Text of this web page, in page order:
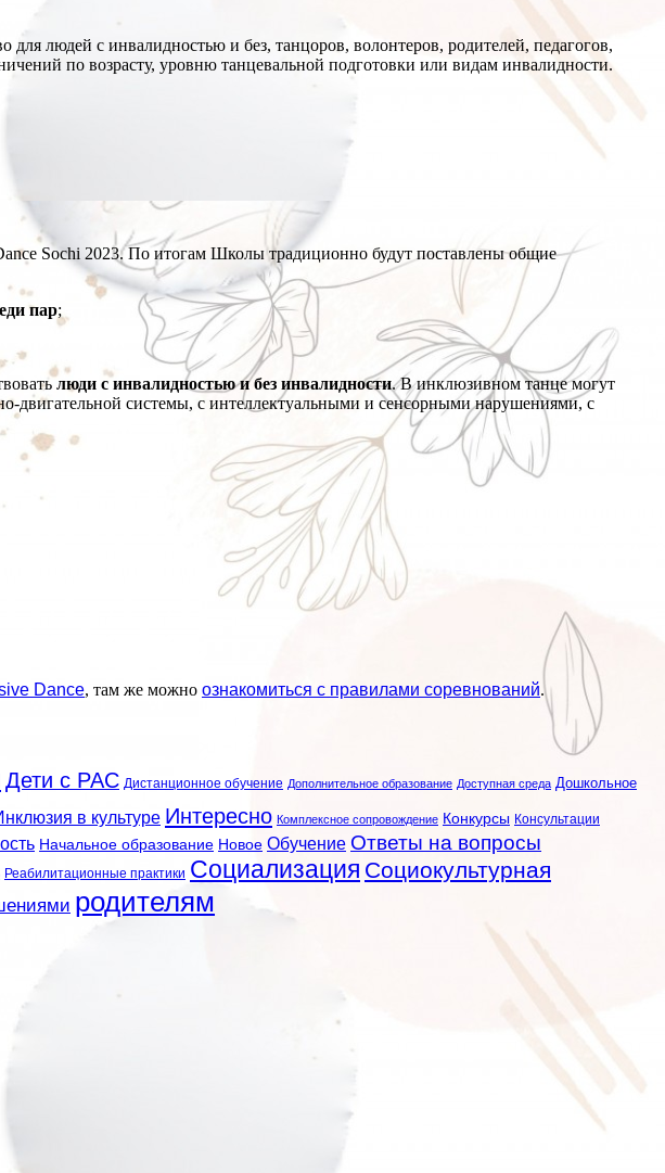
для людей с инвалидностью и без, танцоров, волонтеров, родителей, педагогов,
по возрасту, уровню танцевальной подготовки или видам инвалидности.
Sochi 2023. По итогам Школы традиционно будут поставлены общие
пар;
люди с инвалидностью и без инвалидности. В инклюзивном танце могут
двигательной системы, с интеллектуальными и сенсорными нарушениями, с
Dance, там же можно ознакомиться с правилами соревнований.
Дети с РАС Дистанционное обучение Дополнительное образование Доступная среда Дошкольное
в культуре Интересно Комплексное сопровождение Конкурсы Консультации
Начальное образование Новое Обучение Ответы на вопросы
Реабилитационные практики Социализация Социокультурная
родителям